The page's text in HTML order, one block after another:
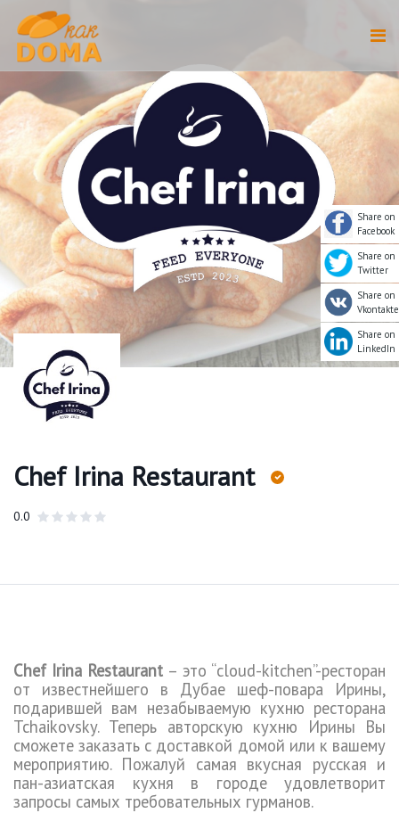
Chef Irina Restaurant
0.0
Chef Irina Restaurant – это “cloud-kitchen”-ресторан
от известнейшего в Дубае шеф-повара Ирины,
подарившей вам незабываемую кухню ресторана
Tchaikovsky. Теперь авторскую кухню Ирины Вы
сможете заказать с доставкой домой или к вашему
мероприятию. Пожалуй самая вкусная русская и
пан-азиатская кухня в городе удовлетворит
запросы самых требовательных гурманов.
Share on
Facebook
Share on
Twitter
Share on
Vkontakte
Share on
LinkedIn